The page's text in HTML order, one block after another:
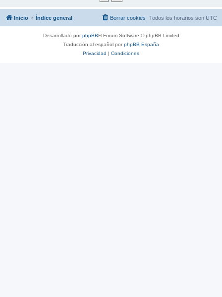
Inicio Índice general Todos los horarios son UTC
Borrar cookies
Desarrollado porphpBB® Forum Software © phpBB Limited
Traducción al español porphpBB España
Privacidad | Condiciones